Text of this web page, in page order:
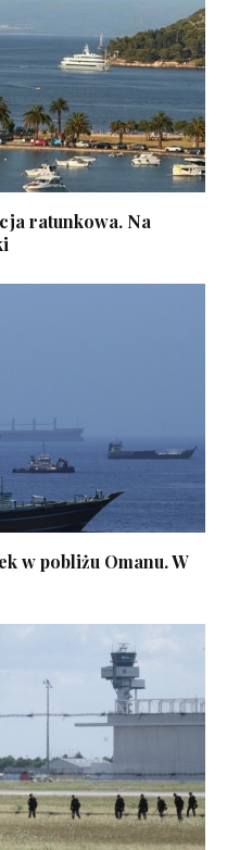
ratunkowa. Na
w pobliżu Omanu. W